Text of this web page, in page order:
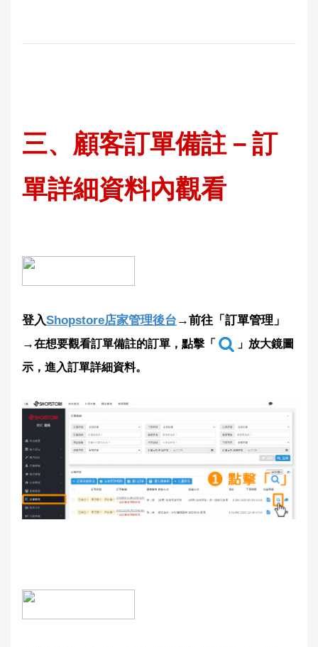
三、 顧客訂單備註－訂
單詳細資料內觀看
登入Shopstore店家管理後台 →前往「訂單管理」
→在想要觀看訂單備註的訂單，點擊「
」放大鏡圖
示，進入訂單詳細資料。